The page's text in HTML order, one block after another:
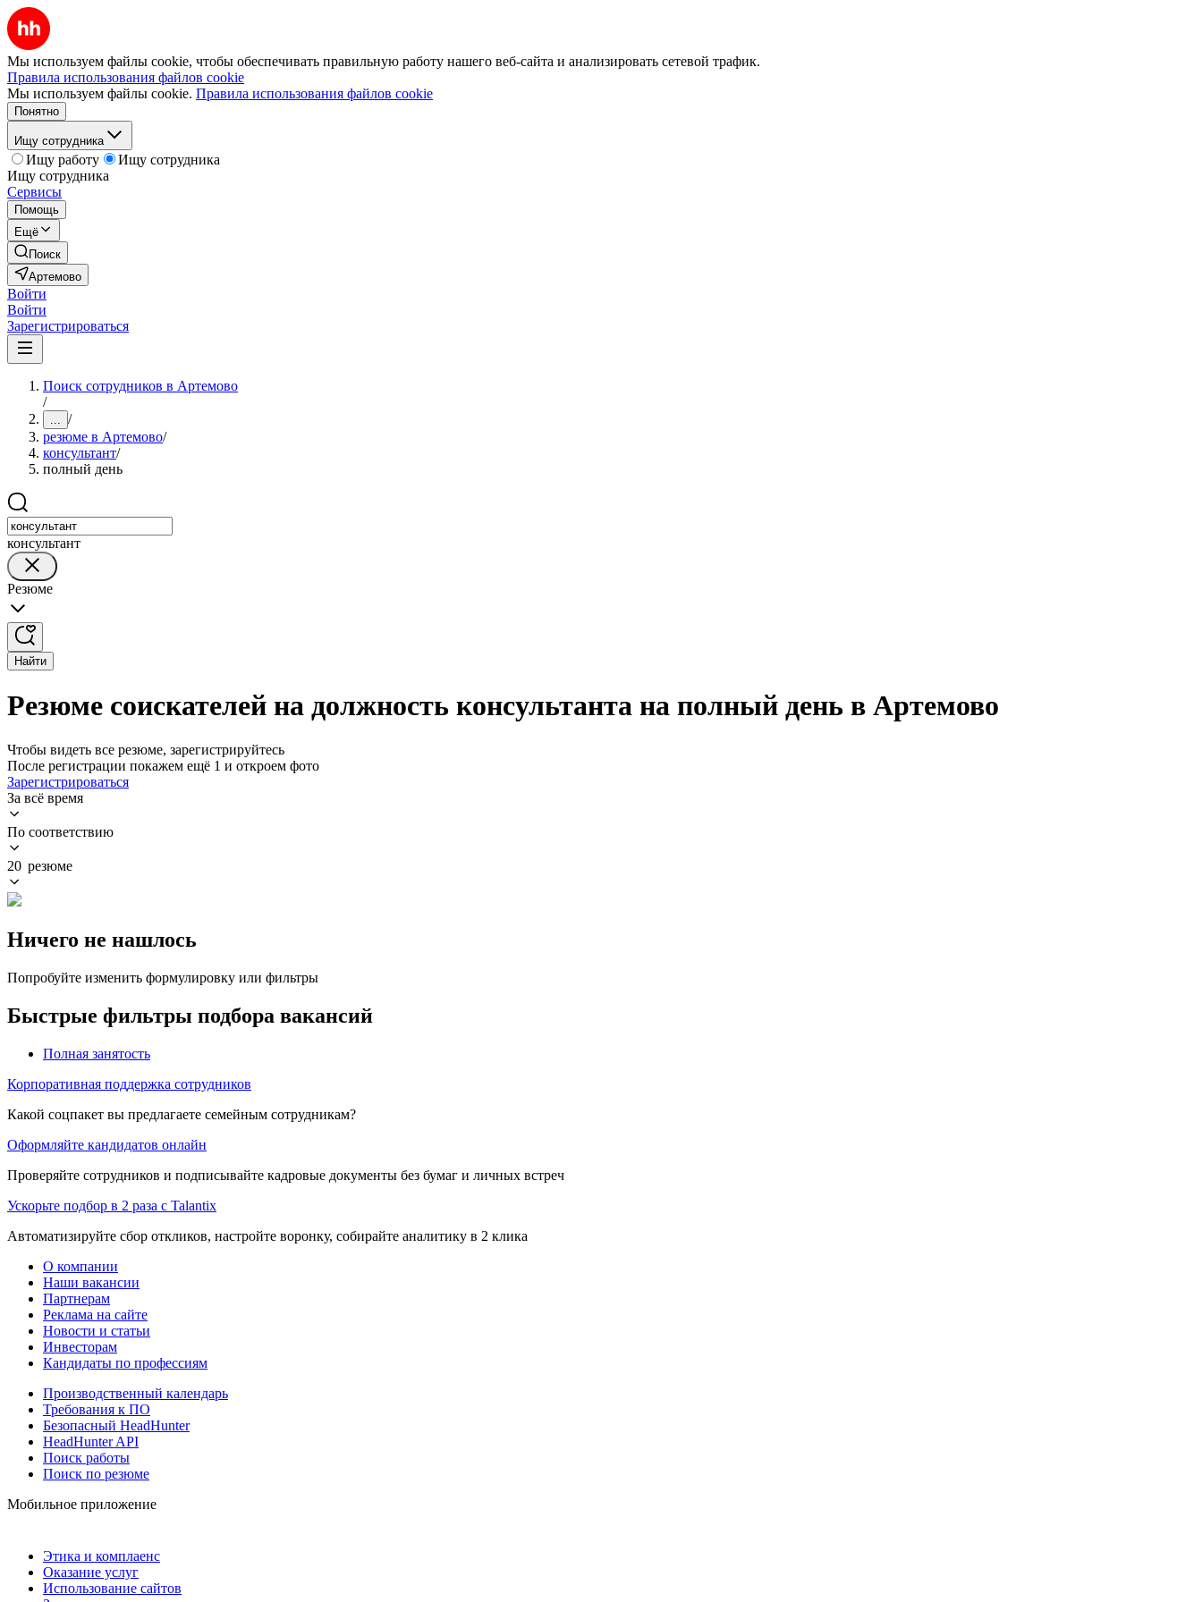
Мы используем файлы cookie, чтобы обеспечивать правильную работу нашего веб-сайта и анализировать сетевой трафик.
Правила использования файлов cookie
Мы используем файлы cookie. Правила использования файлов cookie
Понятно
Ищу сотрудника
Ищу работу
Ищу сотрудника
Ищу сотрудника
Сервисы
Помощь
Ещё
Поиск
Артемово
Войти
Войти
Зарегистрироваться
Поиск сотрудников в Артемово
/
... /
резюме в Артемово/
консультант/
полный день
консультант
Резюме
Найти
Резюме соискателей на должность консультанта на полный день в Артемово
Чтобы видеть все резюме, зарегистрируйтесь
После регистрации покажем ещё 1 и откроем фото
Зарегистрироваться
За всё время
По соответствию
20 резюме
Ничего не нашлось
Попробуйте изменить формулировку или фильтры
Быстрые фильтры подбора вакансий
Полная занятость
Корпоративная поддержка сотрудников
Какой соцпакет вы предлагаете семейным сотрудникам?
Оформляйте кандидатов онлайн
Проверяйте сотрудников и подписывайте кадровые документы без бумаг и личных встреч
Ускорьте подбор в 2 раза с Talantix
Автоматизируйте сбор откликов, настройте воронку, собирайте аналитику в 2 клика
О компании
Наши вакансии
Партнерам
Реклама на сайте
Новости и статьи
Инвесторам
Кандидаты по профессиям
Производственный календарь
Требования к ПО
Безопасный HeadHunter
HeadHunter API
Поиск работы
Поиск по резюме
Мобильное приложение
Этика и комплаенс
Оказание услуг
Использование сайтов